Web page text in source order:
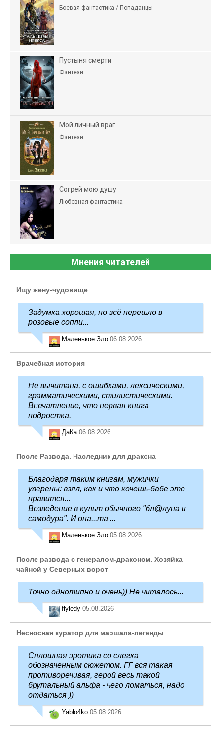
Боевая фантастика / Попаданцы
Пустыня смерти
Фэнтези
Мой личный враг
Фэнтези
Согрей мою душу
Любовная фантастика
Мнения читателей
Ищу жену-чудовище
Задумка хорошая, но всё перешло в
розовые сопли...
Маленькое Зло 06.08.2026
Врачебная история
Не вычитана, с ошибками, лексическими,
грамматическими, стилистическими.
Впечатление, что первая книга
подростка.
ДаКа 06.08.2026
После Развода. Наследник для дракона
Благодаря таким книгам, мужички
уверены: взял, как и что хочешь-бабе это
нравится...
Возведение в культ обычного "бл@луна и
самодура". И она...та ...
Маленькое Зло 05.08.2026
После развода с генералом-драконом. Хозяйка
чайной у Северных ворот
Точно однотипно и очень)) Не читалось...
flyledy 05.08.2026
Несносная куратор для маршала-легенды
Сплошная эротика со слегка
обозначенным сюжетом. ГГ вся такая
противоречивая, герой весь такой
брутальный альфа - чего ломаться, надо
отдаться ))
Yablo4ko 05.08.2026